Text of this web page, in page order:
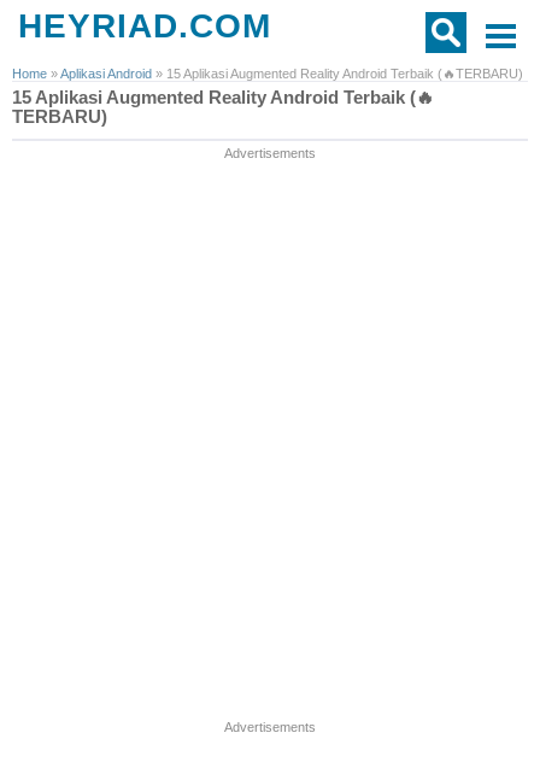
HEYRIAD.COM
Home »Aplikasi Android » 15 Aplikasi Augmented Reality Android Terbaik (🔥TERBARU)
15 Aplikasi Augmented Reality Android Terbaik (🔥
TERBARU)
Advertisements
Advertisements